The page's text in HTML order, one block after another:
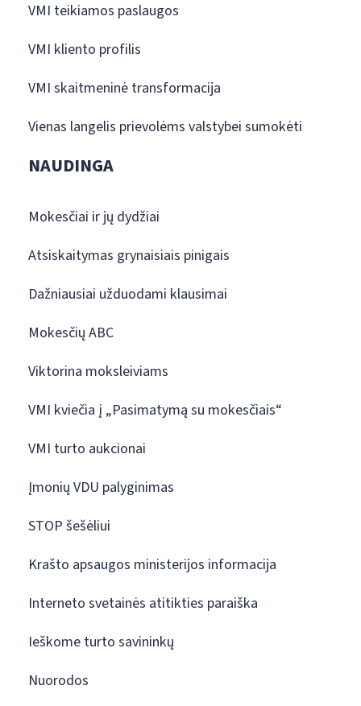
VMI teikiamos paslaugos
VMI kliento profilis
VMI skaitmeninė transformacija
Vienas langelis prievolėms valstybei sumokėti
NAUDINGA
Mokesčiai ir jų dydžiai
Atsiskaitymas grynaisiais pinigais
Dažniausiai užduodami klausimai
Mokesčių ABC
Viktorina moksleiviams
VMI kviečia į „Pasimatymą su mokesčiais“
VMI turto aukcionai
Įmonių VDU palyginimas
STOP šešėliui
Krašto apsaugos ministerijos informacija
Interneto svetainės atitikties paraiška
Ieškome turto savininkų
Nuorodos